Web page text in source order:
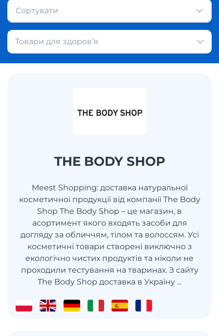
Сортувати
Товари для здоров’я
THE BODY SHOP
Meest Shopping: доставка натуральної
косметичної продукції від компанії The Body
Shop The Body Shop – це магазин, в
асортимент якого входять засоби для
догляду за обличчям, тілом та волоссям. Усі
косметичні товари створені виключно з
екологічно чистих продуктів та ніколи не
проходили тестування на тваринах. З сайту
The Body Shop доставка в Україну ...